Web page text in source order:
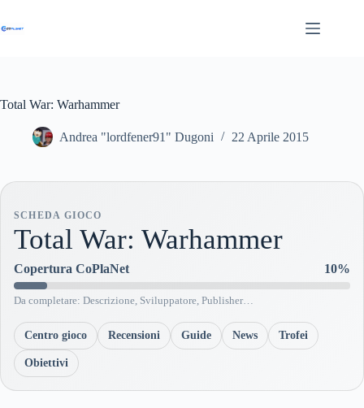
contenuto
Total War: Warhammer
Andrea "lordfener91" Dugoni 22 Aprile 2015
SCHEDA GIOCO
Total War: Warhammer
Copertura CoPlaNet 10%
Da completare: Descrizione, Sviluppatore, Publisher…
Centro gioco Recensioni Guide News Trofei
Obiettivi